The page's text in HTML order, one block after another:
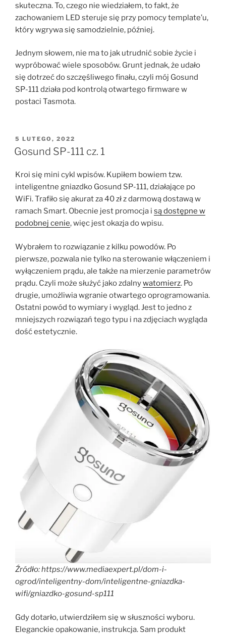
skuteczna. To, czego nie wiedziałem, to fakt, że
zachowaniem LED steruje się przy pomocy template’u,
który wgrywa się samodzielnie, później.
Jednym słowem, nie ma to jak utrudnić sobie życie i
wypróbować wiele sposobów. Grunt jednak, że udało
się dotrzeć do szczęśliwego finału, czyli mój Gosund
SP-111 działa pod kontrolą otwartego firmware w
postaci Tasmota.
OPUBLIKOWANE
W
5 LUTEGO, 2022
Gosund SP-111 cz. 1
Kroi się mini cykl wpisów. Kupiłem bowiem tzw.
inteligentne gniazdko Gosund SP-111, działające po
WiFi. Trafiło się akurat za 40 zł z darmową dostawą w
ramach Smart. Obecnie jest promocja i są dostępne w
podobnej cenie, więc jest okazja do wpisu.
Wybrałem to rozwiązanie z kilku powodów. Po
pierwsze, pozwala nie tylko na sterowanie włączeniem i
wyłączeniem prądu, ale także na mierzenie parametrów
prądu. Czyli może służyć jako zdalnywatomierz. Po
drugie, umożliwia wgranie otwartego oprogramowania.
Ostatni powód to wymiary i wygląd. Jest to jedno z
mniejszych rozwiązań tego typu i na zdjęciach wygląda
dość estetycznie.
Źródło: https://www.mediaexpert.pl/dom-i-
ogrod/inteligentny-dom/inteligentne-gniazdka-
wifi/gniazdko-gosund-sp111
Gdy dotarło, utwierdziłem się w słuszności wyboru.
Eleganckie opakowanie, instrukcja. Sam produkt